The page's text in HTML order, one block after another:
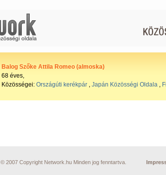
Balog Szőke Attila Romeo (almoska)
68 éves,
Közösségei: Országúti kerékpár, Japán Közösségi Oldala,
© 2007 Copyright Network.hu Minden jog fenntartva.